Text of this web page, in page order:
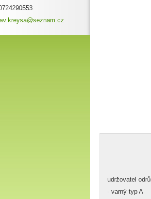
udržovatel
- varný typ A
reysa@seznam.cz